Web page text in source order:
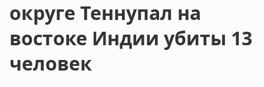
округе Теннупал на
востоке Индии убиты 13
человек